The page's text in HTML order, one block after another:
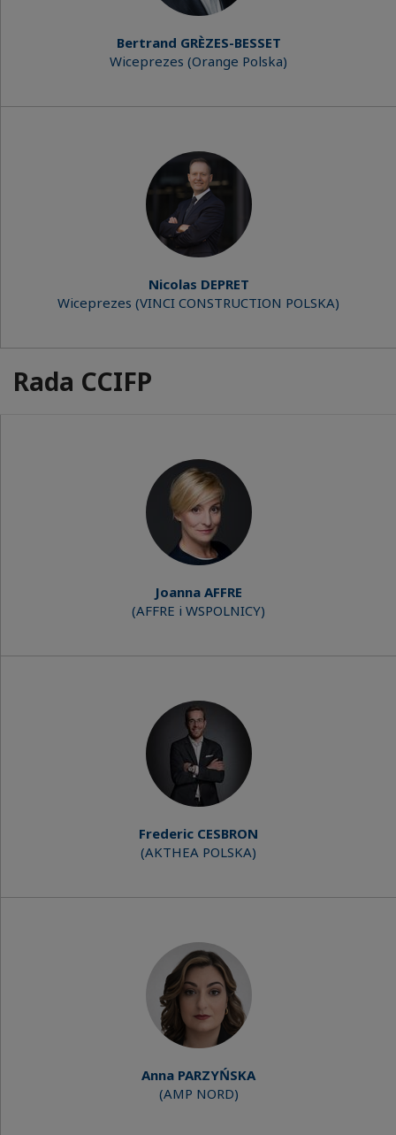
Bertrand GRÈZES-BESSET
Wiceprezes (Orange Polska)
Nicolas DEPRET
Wiceprezes (VINCI CONSTRUCTION POLSKA)
Rada CCIFP
Joanna AFFRE
(AFFRE i WSPOLNICY)
Frederic CESBRON
(AKTHEA POLSKA)
Anna PARZYŃSKA
(AMP NORD)